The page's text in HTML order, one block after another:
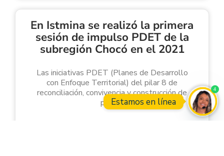
En Istmina se realizó la primera
sesión de impulso PDET de la
subregión Chocó en el 2021
Las iniciativas PDET (Planes de Desarrollo
con Enfoque Territorial) del pilar 8 de
reconciliación, convivencia y construcción de
paz seEstamos en línea
4